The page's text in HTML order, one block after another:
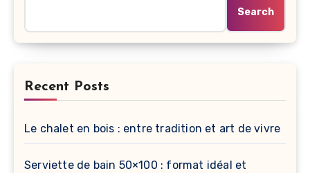
Search
Recent Posts
Le chalet en bois : entre tradition et art de vivre
Serviette de bain 50×100 : format idéal et